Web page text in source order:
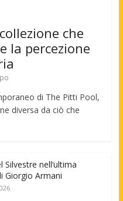
che
la percezione
di The Pitti Pool,
diversa da ciò che
Silvestre nell’ultima
Giorgio Armani